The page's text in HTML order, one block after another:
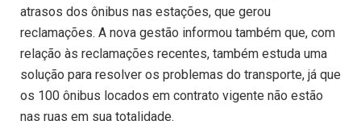
atrasos dos ônibus nas estações, que gerou
reclamações. A nova gestão informou também que, com
relação às reclamações recentes, também estuda uma
solução para resolver os problemas do transporte, já que
os 100 ônibus locados em contrato vigente não estão
nas ruas em sua totalidade.